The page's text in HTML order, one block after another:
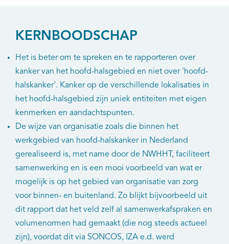
KERNBOODSCHAP
Het is beter om te spreken en te rapporteren over
kanker van het hoofd-halsgebied en niet over 'hoofd-
halskanker'. Kanker op de verschillende lokalisaties in
het hoofd-halsgebied zijn uniek entiteiten met eigen
kenmerken en aandachtspunten.
De wijze van organisatie zoals die binnen het
werkgebied van hoofd-halskanker in Nederland
gerealiseerd is, met name door de NWHHT, faciliteert
samenwerking en is een mooi voorbeeld van wat er
mogelijk is op het gebied van organisatie van zorg
voor binnen- en buitenland. Zo blijkt bijvoorbeeld uit
dit rapport dat het veld zelf al samenwerkafspraken en
volumenormen had gemaakt (die nog steeds actueel
zijn), voordat dit via SONCOS, IZA e.d. werd